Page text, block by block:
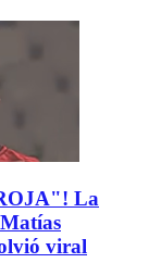
La
viral